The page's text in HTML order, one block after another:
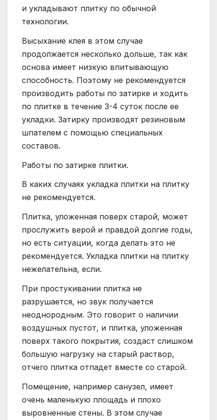
и укладывают плитку по обычной
технологии.
Высыхание клея в этом случае
продолжается несколько дольше, так как
основа имеет низкую впитывающую
способность. Поэтому не рекомендуется
производить работы по затирке и ходить
по плитке в течение 3-4 суток после ее
укладки. Затирку производят резиновым
шпателем с помощью специальных
составов.
Работы по затирке плитки.
В каких случаях укладка плитки на плитку
не рекомендуется.
Плитка, уложенная поверх старой, может
прослужить верой и правдой долгие годы,
но есть ситуации, когда делать это не
рекомендуется. Укладка плитки на плитку
нежелательна, если.
При простукивании плитка не
разрушается, но звук получается
неоднородным. Это говорит о наличии
воздушных пустот, и плитка, уложенная
поверх такого покрытия, создаст слишком
большую нагрузку на старый раствор,
отчего плитка отпадет вместе со старой.
Помещение, например санузел, имеет
очень маленькую площадь и плохо
выровненные стены. В этом случае